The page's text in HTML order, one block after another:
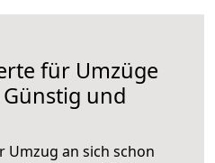
für Umzüge
Günstig und
Umzug an sich schon